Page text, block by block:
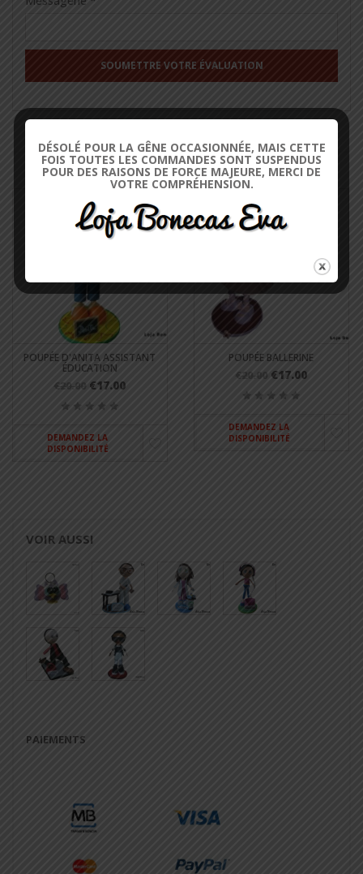
PRODUITS CONNEXES
POUPÉE D'ANITA ASSISTANT
ÉDUCATION
€20.00 €17.00
DEMANDEZ LA
DISPONIBILITÉ
POUPÉE BALLERINE
€20.00 €17.00
DEMANDEZ LA
DISPONIBILITÉ
VOIR AUSSI
PAIEMENTS
DÉSOLÉ POUR LA GÊNE OCCASIONNÉE, MAIS CETTE
FOIS TOUTES LES COMMANDES SONT SUSPENDUS
POUR DES RAISONS DE FORCE MAJEURE, MERCI DE
VOTRE COMPRÉHENSION.